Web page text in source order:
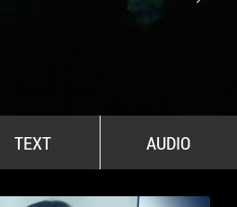
All Stars For Outernational
TEXT AUDIO